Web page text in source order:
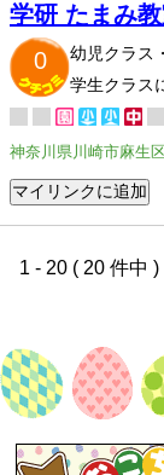
学研 たまみ
0
幼児クラス
学生クラス
神奈川県川崎市麻生
1 - 20 ( 20 件中 )